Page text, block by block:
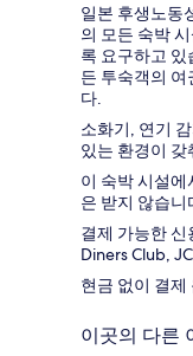
일본 후생노동
의 모든 숙박
록 요구하고
든 투숙객의
다.
소화기, 연기
있는 환경이
이 숙박 시설
은 받지 않습니
결제 가능한
Diners Club,
현금 없이 결
이곳의 다른